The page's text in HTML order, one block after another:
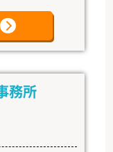
務所